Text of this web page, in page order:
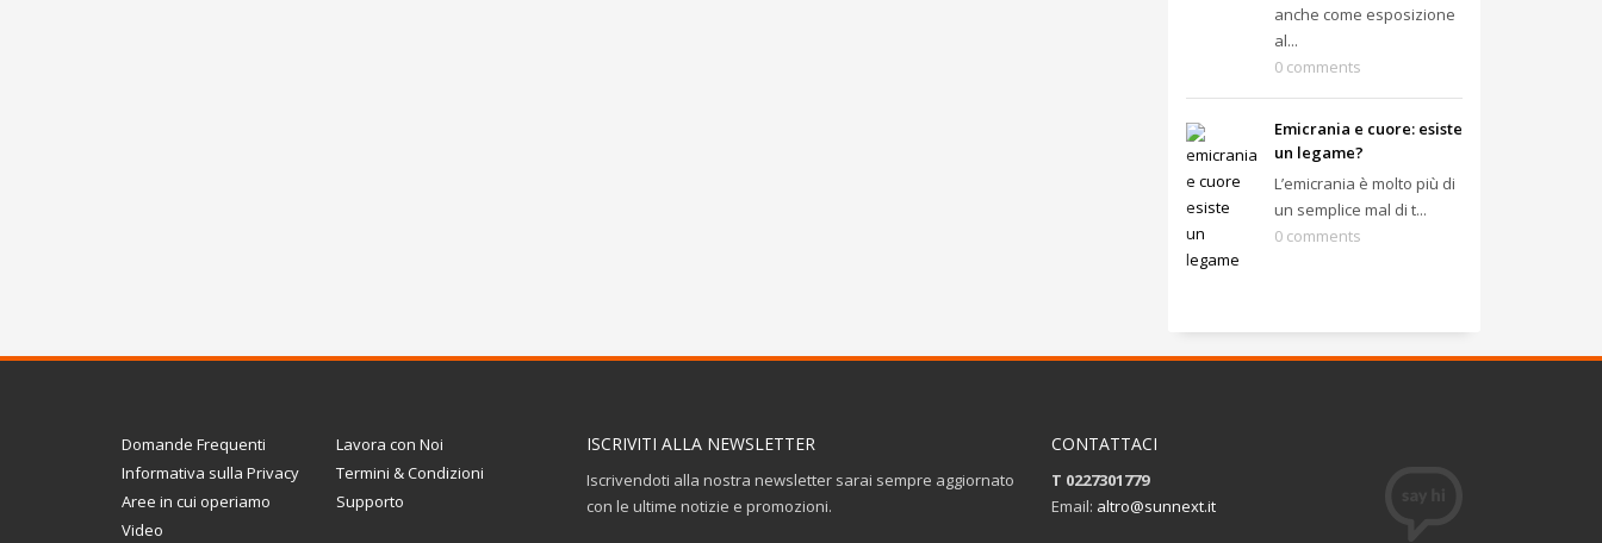
anche come esposizione
al...
0 comments
Emicrania e cuore: esiste
un legame?
L’emicrania è molto più di
un semplice mal di t...
0 comments
Domande Frequenti
Lavora con Noi
Informativa sulla Privacy
Termini & Condizioni
Aree in cui operiamo
Supporto
Video
ISCRIVITI ALLA NEWSLETTER
Iscrivendoti alla nostra newsletter sarai sempre aggiornato
con le ultime notizie e promozioni.
CONTATTACI
T 0227301779
Email: altro@sunnext.it